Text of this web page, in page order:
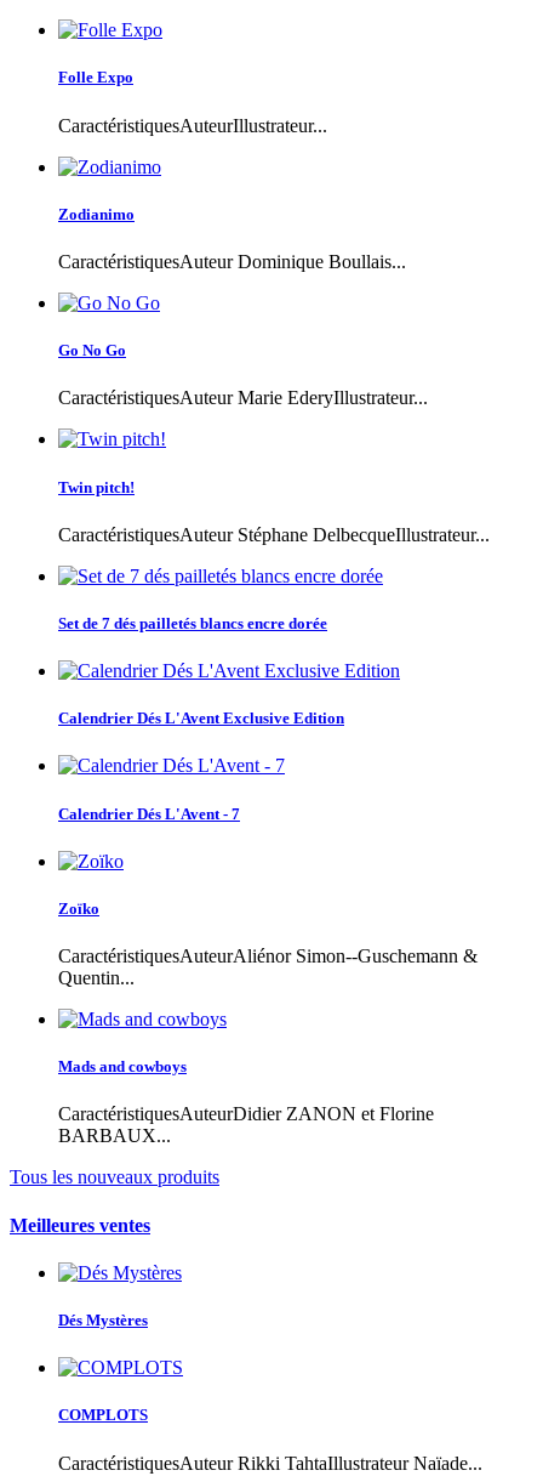
Folle Expo
CaractéristiquesAuteurIllustrateur...
Zodianimo
CaractéristiquesAuteur Dominique Boullais...
Go No Go
CaractéristiquesAuteur Marie EderyIllustrateur...
Twin pitch!
CaractéristiquesAuteur Stéphane DelbecqueIllustrateur...
Set de 7 dés pailletés blancs encre dorée
Calendrier Dés L'Avent Exclusive Edition
Calendrier Dés L'Avent - 7
Zoïko
CaractéristiquesAuteurAliénor Simon--Guschemann &
Quentin...
Mads and cowboys
CaractéristiquesAuteurDidier ZANON et Florine
BARBAUX...
Tous les nouveaux produits
Meilleures ventes
Dés Mystères
COMPLOTS
CaractéristiquesAuteur Rikki TahtaIllustrateur Naïade...